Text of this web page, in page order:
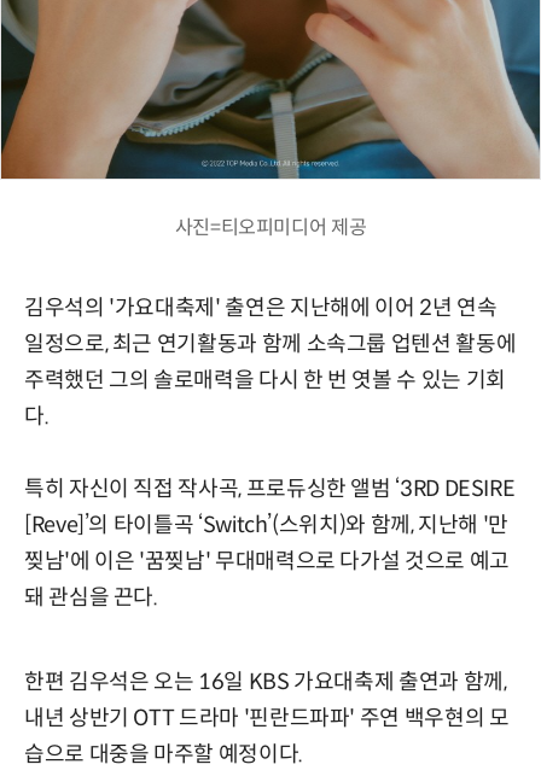
사진=티오피미디어 제공
김우석의 '가요대축제' 출연은 지난해에 이어 2년 연속
일정으로, 최근 연기활동과 함께 소속그룹 업텐션 활동에
주력했던 그의 솔로매력을 다시 한 번 엿볼 수 있는 기회
다.
특히 자신이 직접 작사곡, 프로듀싱한 앨범 ‘3RD DESIRE
[Reve]’의 타이틀곡 ‘Switch’(스위치)와 함께, 지난해 '만
찢남'에 이은 '꿈찢남' 무대매력으로 다가설 것으로 예고
돼 관심을 끈다.
한편 김우석은 오는 16일 KBS 가요대축제 출연과 함께,
내년 상반기 OTT 드라마 '핀란드파파' 주연 백우현의 모
습으로 대중을 마주할 예정이다.